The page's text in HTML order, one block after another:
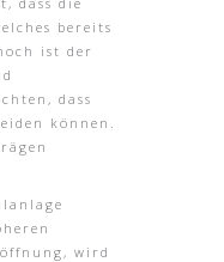
bereits
ist der
dass
können.
wird